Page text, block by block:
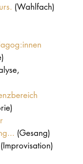
(Wahlfach)
(Gesang)
(Improvisation)